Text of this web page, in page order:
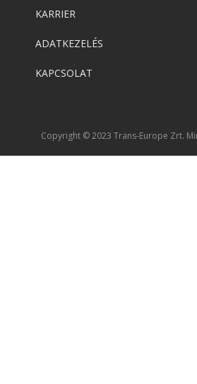
KARRIER
ADATKEZELÉS
KAPCSOLAT
Copyright © 2023 Trans-Europe Zrt.